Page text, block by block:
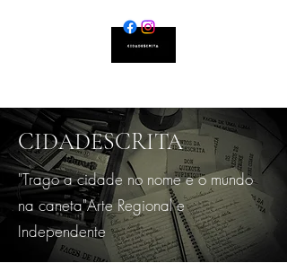
CIDADESCRITA
"Trago a cidade no nome e o mundo
na caneta" ​ Arte Regional e
Independente